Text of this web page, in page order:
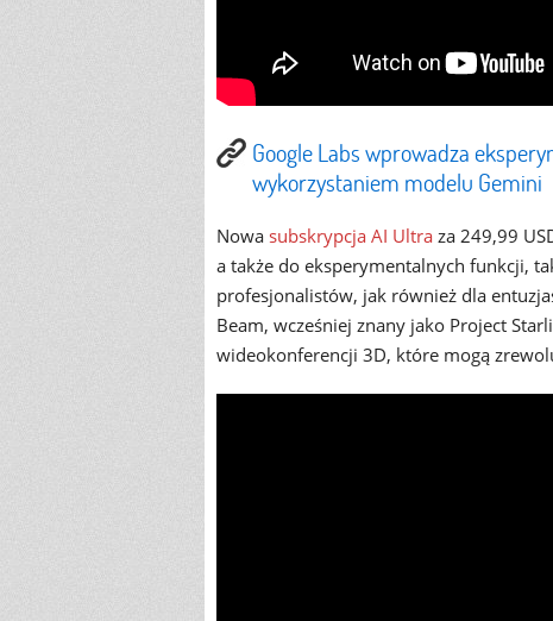
Google Labs wprowadza
wykorzystaniem modelu Gemini
Nowa subskrypcja AI Ultra za 249,99
a także do eksperymentalnych funkcji,
profesjonalistów, jak również dla
Beam, wcześniej znany jako Project
wideokonferencji 3D, które mogą